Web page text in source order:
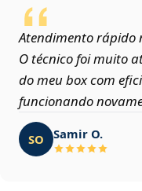
Atendimento rápido
O técnico foi muito
do meu box com
funcionando
SO Samir O.